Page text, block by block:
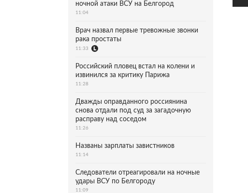
ночной атаки ВСУ на Белгород
11:04
Врач назвал первые тревожные звонки
рака простаты
11:33
Российский пловец встал на колени и
извинился за критику Парижа
11:28
Дважды оправданного россиянина
снова отдали под суд за загадочную
расправу над соседом
11:26
Названы зарплаты завистников
11:14
Следователи отреагировали на ночные
удары ВСУ по Белгороду
11:09